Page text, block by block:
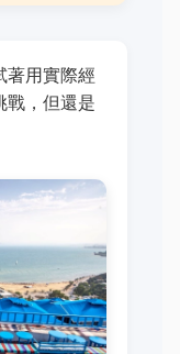
著用實際經
戰，但還是